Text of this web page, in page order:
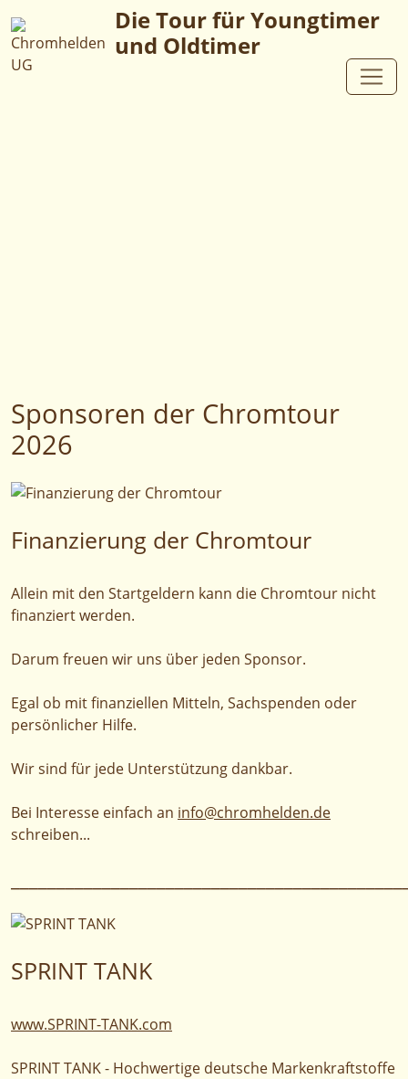
Die Tour für Youngtimer
und Oldtimer
Sponsoren der Chromtour
2026
Finanzierung der Chromtour
Allein mit den Startgeldern kann die Chromtour nicht
finanziert werden.
Darum freuen wir uns über jeden Sponsor.
Egal ob mit finanziellen Mitteln, Sachspenden oder
persönlicher Hilfe.
Wir sind für jede Unterstützung dankbar.
Bei Interesse einfach an info@chromhelden.de
schreiben...
SPRINT TANK
www.SPRINT-TANK.com
SPRINT TANK - Hochwertige deutsche Markenkraftstoffe